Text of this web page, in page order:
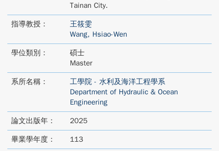
Tainan City.
指導教授：
王筱雯
Wang, Hsiao-Wen
學位類別：
碩士
Master
系所名稱：
工學院 - 水利及海洋工程學系
Department of Hydraulic & Ocean
Engineering
論文出版年： 2025
畢業學年度： 113